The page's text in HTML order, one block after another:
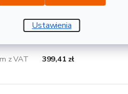
Ustawienia
z VAT 399,41 zł